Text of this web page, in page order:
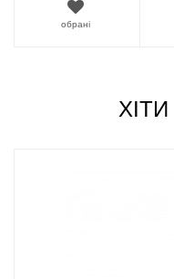
обрані